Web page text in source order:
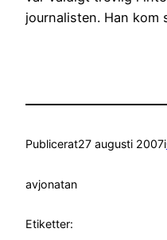
journalisten. Han kom
Publicerat27 augusti 2007i
avjonatan
Etiketter: